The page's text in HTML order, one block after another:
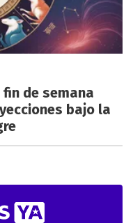
de semana
bajo la